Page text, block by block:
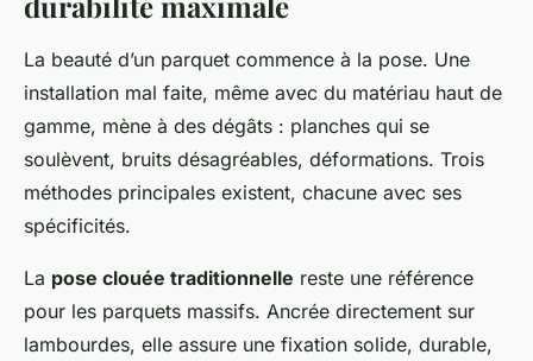
La beauté d’un parquet commence à la pose. Une
installation mal faite, même avec du matériau haut de
gamme, mène à des dégâts : planches qui se
soulèvent, bruits désagréables, déformations. Trois
méthodes principales existent, chacune avec ses
spécificités.
La pose clouée traditionnelle reste une référence
pour les parquets massifs. Ancrée directement sur
lambourdes, elle assure une fixation solide, durable,